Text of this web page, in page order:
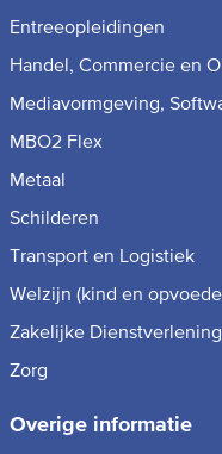
Entreeopleidingen
Handel, Commercie en
Mediavormgeving,
MBO2 Flex
Metaal
Schilderen
Transport en Logistiek
Welzijn (kind en
Zakelijke Dienstverlening
Zorg
Overige informatie